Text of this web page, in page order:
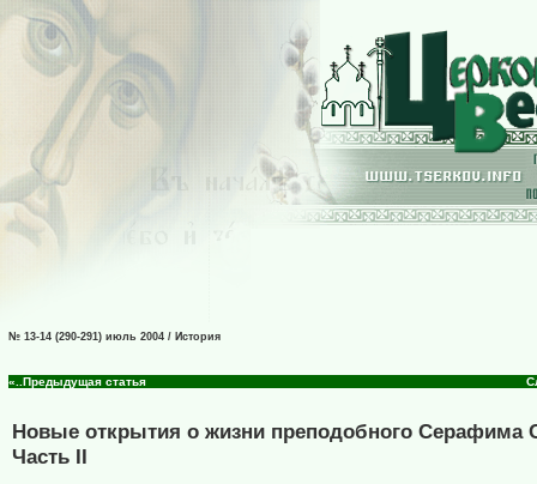
№ 13-14 (290-291) июль 2004 / История
«..Предыдущая статья
Новые открытия о жизни преподобного Серафима
Часть II